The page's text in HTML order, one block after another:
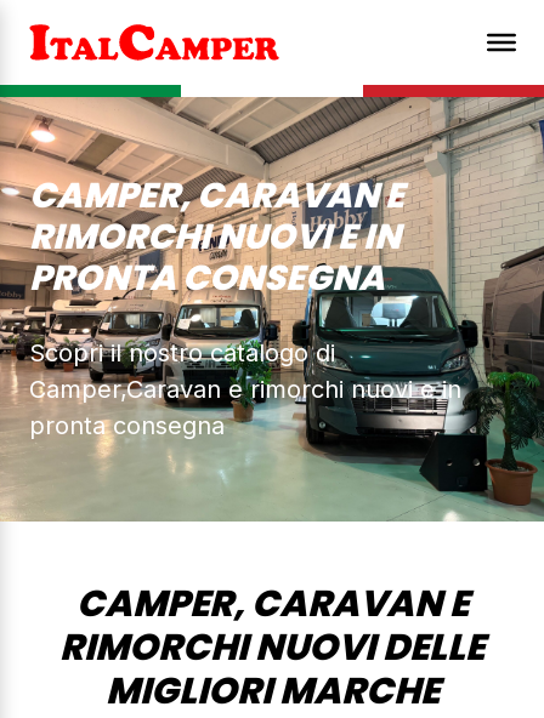
CAMPER, CARAVAN E
RIMORCHI NUOVI E IN
PRONTA CONSEGNA
Scopri il nostro catalogo di
Camper,Caravan e rimorchi nuovi e in
pronta consegna
CAMPER, CARAVAN E
RIMORCHI NUOVI DELLE
MIGLIORI MARCHE